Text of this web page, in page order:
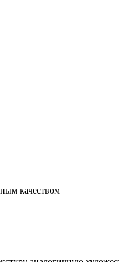
качеством